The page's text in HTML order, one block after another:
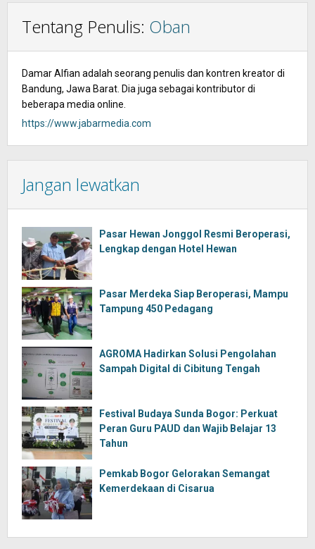
Tentang Penulis: Oban
Damar Alfian adalah seorang penulis dan kontren kreator di
Bandung, Jawa Barat. Dia juga sebagai kontributor di
beberapa media online.
https://www.jabarmedia.com
Jangan lewatkan
Pasar Hewan Jonggol Resmi Beroperasi,
Lengkap dengan Hotel Hewan
Pasar Merdeka Siap Beroperasi, Mampu
Tampung 450 Pedagang
AGROMA Hadirkan Solusi Pengolahan
Sampah Digital di Cibitung Tengah
Festival Budaya Sunda Bogor: Perkuat
Peran Guru PAUD dan Wajib Belajar 13
Tahun
Pemkab Bogor Gelorakan Semangat
Kemerdekaan di Cisarua